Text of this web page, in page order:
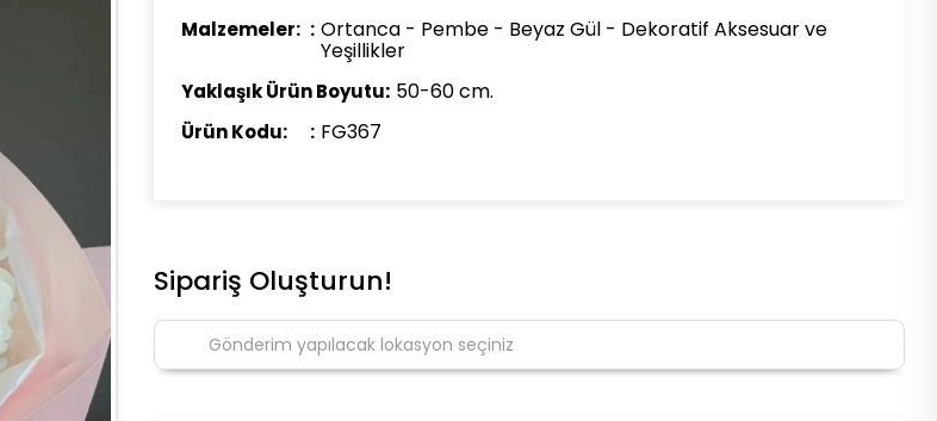
Malzemeler: Ortanca - Pembe - Beyaz Gül - Dekoratif Aksesuar ve
Yeşillikler
Yaklaşık Ürün Boyutu: 50-60 cm.
Ürün Kodu: FG367
Sipariş Oluşturun!